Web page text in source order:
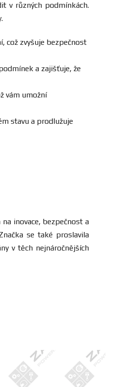
v různých podmínkách.
což zvyšuje bezpečnost
a zajišťuje, že
vám umožní
stavu a prodlužuje
inovace, bezpečnost a
se také proslavila
v těch nejnáročnějších